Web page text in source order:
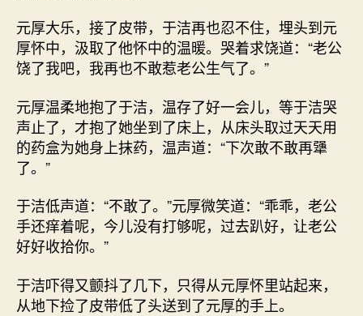
元厚大乐，接了皮带，于洁再也忍不住，埋头到元
厚怀中，汲取了他怀中的温暖。哭着求饶道：“老公
饶了我吧，我再也不敢惹老公生气了。”
元厚温柔地抱了于洁，温存了好一会儿，等于洁哭
声止了，才抱了她坐到了床上，从床头取过天天用
的药盒为她身上抹药，温声道：“下次敢不敢再犟
了。”
于洁低声道：“不敢了。”元厚微笑道：“乖乖，老公
手还痒着呢，今儿没有打够呢，过去趴好，让老公
好好收拾你。”
于洁吓得又颤抖了几下，只得从元厚怀里站起来，
从地下捡了皮带低了头送到了元厚的手上。